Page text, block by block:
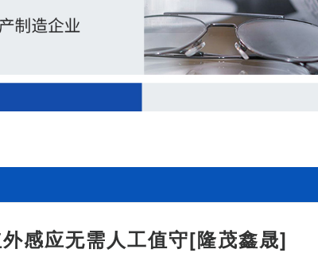
感应无需人工值守[隆茂鑫晟]